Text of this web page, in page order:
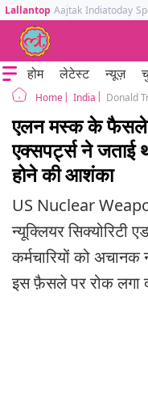
Lallantop Aajtak Indiatoday
होम लेटेस्ट न्यूज़
Home India
एलन मस्क के फैसले
एक्सपर्ट्स ने जताई
होने की आशंका
US Nuclear
न्यूक्लियर सिक्योरिटी
कर्मचारियों को अचानक
इस फ़ैसले पर रोक लगा